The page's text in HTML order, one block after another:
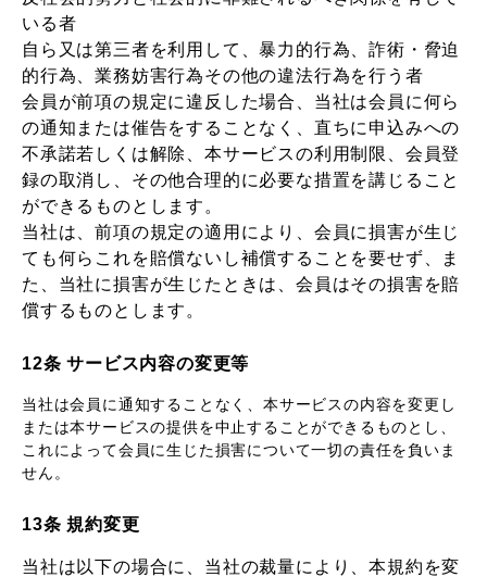
いる者
自ら又は第三者を利用して、暴力的行為、詐術・脅迫
的行為、業務妨害行為その他の違法行為を行う者
会員が前項の規定に違反した場合、当社は会員に何ら
の通知または催告をすることなく、直ちに申込みへの
不承諾若しくは解除、本サービスの利用制限、会員登
録の取消し、その他合理的に必要な措置を講じること
ができるものとします。
当社は、前項の規定の適用により、会員に損害が生じ
ても何らこれを賠償ないし補償することを要せず、ま
た、当社に損害が生じたときは、会員はその損害を賠
償するものとします。
12条 サービス内容の変更等
当社は会員に通知することなく、本サービスの内容を変更し
または本サービスの提供を中止することができるものとし、
これによって会員に生じた損害について一切の責任を負いま
せん。
13条 規約変更
当社は以下の場合に、当社の裁量により、本規約を変